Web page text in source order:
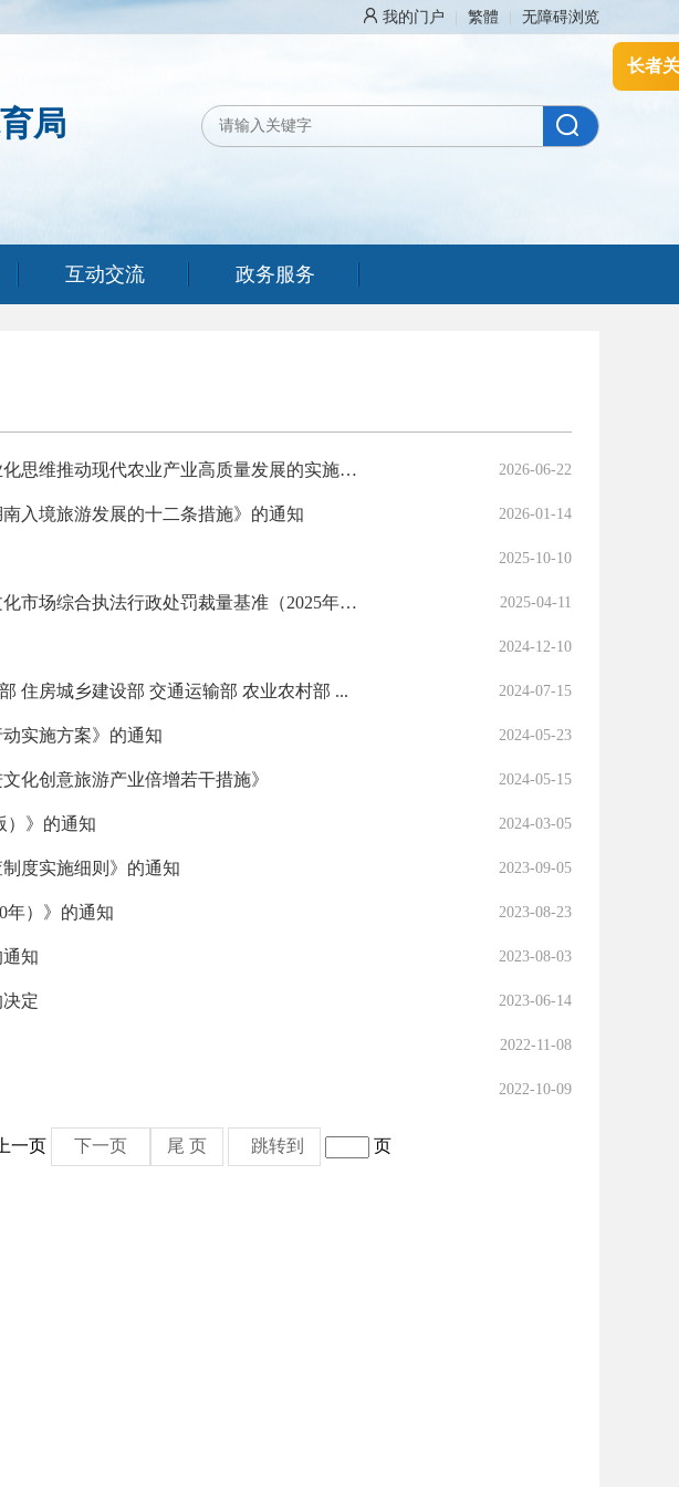
我的门户 繁體 无障碍浏览
长者
局
互动交流 政务服务
益阳市人民政府办公室关于强化工业化理念产业化思维推动现代农业产业高质量发展的实施意见 2026-06-22
入境旅游发展的十二条措施》的通知 2026-01-14
2025-10-10
益阳市文化旅游广电体育局关于印发《益阳市文化市场综合执法行政处罚裁量基准（2025年版）》... 2025-04-11
2024-12-10
住房城乡建设部 交通运输部 农业农村部 ... 2024-07-15
实施方案》的通知 2024-05-23
化创意旅游产业倍增若干措施》 2024-05-15
）》的通知 2024-03-05
度实施细则》的通知 2023-09-05
年）》的通知 2023-08-23
知 2023-08-03
定 2023-06-14
2022-11-08
2022-10-09
上一页 下一页 尾 页 跳转到 页